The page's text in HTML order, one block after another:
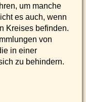
um manche
es auch, wenn
Kreises befinden.
von
in einer
zu behindern.